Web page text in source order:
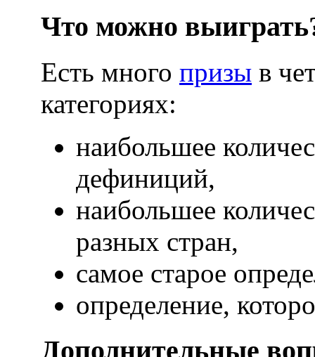
Что можно
Есть много призы в
категориях:
наибольшее
дефиниций,
наибольшее
разных стран,
самое старое
определение,
Дополнительные